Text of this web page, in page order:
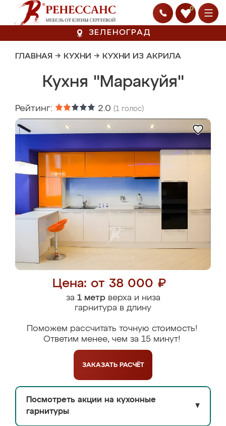
0
ЗЕЛЕНОГРАД
ГЛАВНАЯ → КУХНИ → КУХНИ ИЗ АКРИЛА
Кухня "Маракуйя"
Рейтинг: 2.0 (1 голос)
Цена: от 38 000 ₽
за 1 метрверха и низа
гарнитура в длину
Поможем рассчитать точную стоимость!
Ответим менее, чем за 15 минут!
ЗАКАЗАТЬ РАСЧЁТ
Посмотреть акции на кухонные
гарнитуры
▼